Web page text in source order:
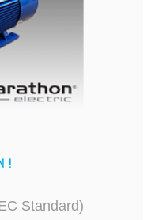
!
Standard)